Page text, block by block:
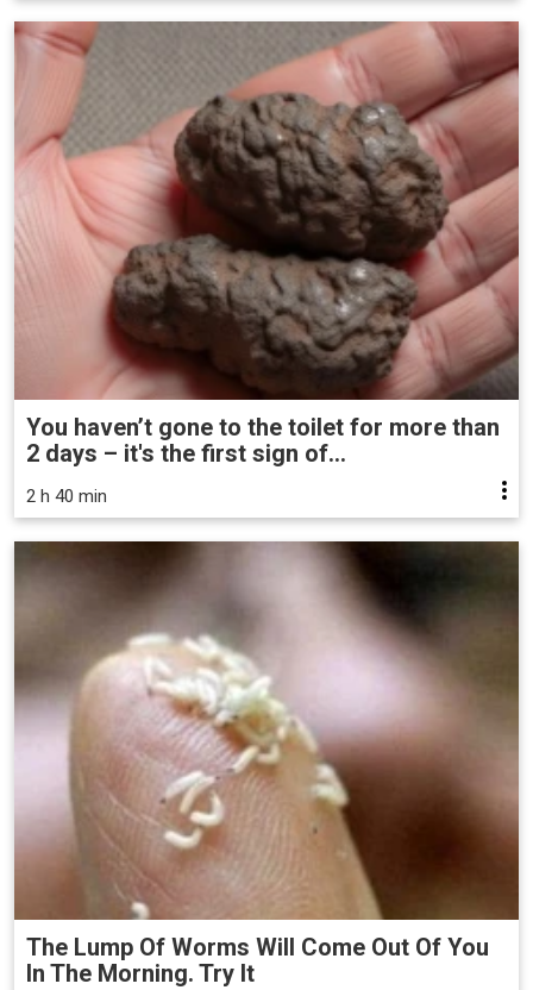
You haven’t gone to the toilet for more than
2 days – it's the first sign of...
2 h 40 min
The Lump Of Worms Will Come Out Of You
In The Morning. Try It